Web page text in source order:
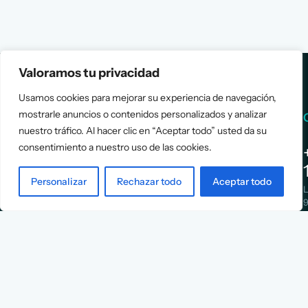
Valoramos tu privacidad
Usamos cookies para mejorar su experiencia de navegación,
mostrarle anuncios o contenidos personalizados y analizar
nuestro tráfico. Al hacer clic en “Aceptar todo” usted da su
consentimiento a nuestro uso de las cookies.
Personalizar Rechazar todo Aceptar todo
Asociación
Services
Assessment
Positioning
Info
Cases